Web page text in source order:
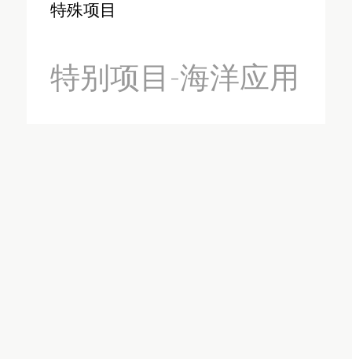
特殊项目
特别项目-海洋应用